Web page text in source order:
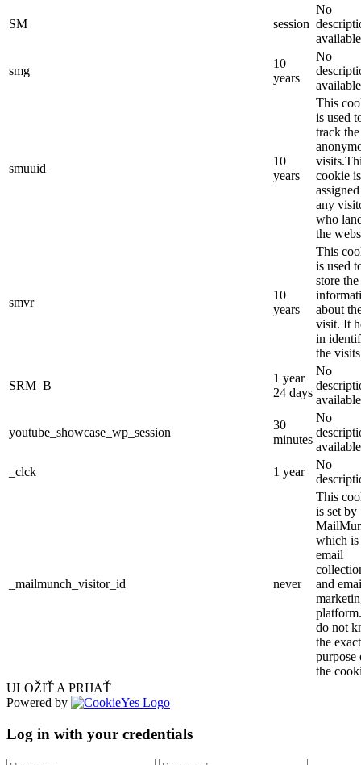
SM session
No
smg
10
years
No
smuuid
10
years
This
is used
track the
cookie is
any
who
the
smvr
10
years
This
is used
store the
about
visit. It
in
the
SRM_B
1 year
24 days
No
youtube_showcase_wp_session
30
minutes
No
_clck
1 year
No
_mailmunch_visitor_id never
This
is set by
which is
email
and
do not
the exact
purpose
the
ULOŽIŤ A PRIJAŤ
Powered by
Log in with your credentials